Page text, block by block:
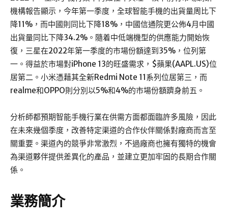
機構報告顯示，今年第一季度，全球智能手機的出貨量周比下
降11%，而中國則同比下降18%，中國信通院更公佈4月中國
出貨量同比下降34.2%。隨着中低端機型的供應能力開始恢
復，三星在2022年第一季度的市場份額達到35%，位列第
一。得益於市場對iPhone 13的旺盛需求，$蘋果(AAPL.US)位
居第二。小米憑藉其全新Redmi Note 11系列位居第三，而
realme和OPPO則分別以5%和4%的市場份額躋身前五。
分析師都預期智能手機行業在供需方面都面臨許多風險，因此
在未來幾個季度，改善特定渠道的合作伙伴關係對廠商而言至
關重要。渠道內的競爭非常激烈，不過廠商也擁有獨特的機會
為渠道夥伴提供差異化的產品，並建立更加牢固的長期合作關
係。
業務簡介